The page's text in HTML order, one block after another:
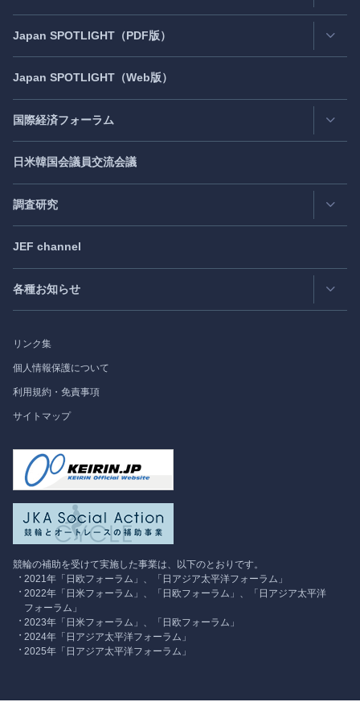
連絡先・所在地
活動評価
Japan SPOTLIGHT （PDF版）
Latest Issue- 最新号
Back Number
Publisher's Note- パブリッシャーズノート
Exclusive Interview
Japan SPOTLIGHT （Web版）
国際経済フォーラム
日アジア太平洋フォーラム
日米フォーラム
日欧フォーラム
過去の実績
日米韓国会議員交流会議
調査研究
研究会
出版物
受託事業
JEF channel
各種お知らせ
フォーラム情報
調査研究
リンク集
個人情報保護について
利用規約・免責事項
サイトマップ
競輪の補助を受けて実施した事業は、以下のとおりです。
2021年「日欧フォーラム」、「日アジア太平洋フォーラム」
2022年「日米フォーラム」、「日欧フォーラム」、「日アジア太平洋
フォーラム」
2023年「日米フォーラム」、「日欧フォーラム」
2024年「日アジア太平洋フォーラム」
2025年「日アジア太平洋フォーラム」